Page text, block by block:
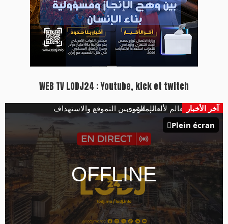
BREAKING NEWS 📰 Cloud souverain le projet
Inscription à la newsletter
Plus d'informations sur cette page :
https://www.lodj.ma/CGU_a46.html
PRESS +
LES PLUS RÉCENTS CLASSEURS
7 days santé & conso du 31-07-2026
I-MAG-Spécial Fête du Trône 2026